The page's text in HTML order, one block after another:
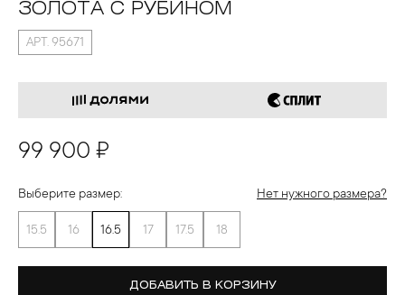
ЗОЛОТА С РУБИНОМ
АРТ. 95671
99 900 ₽
Выберите размер: Нет нужного размера?
15.5 16 16.5 17 17.5 18
ДОБАВИТЬ В КОРЗИНУ